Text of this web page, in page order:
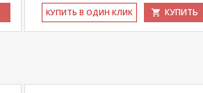
КУ­ПИТЬ В ОДИН КЛИК КУПИТЬ